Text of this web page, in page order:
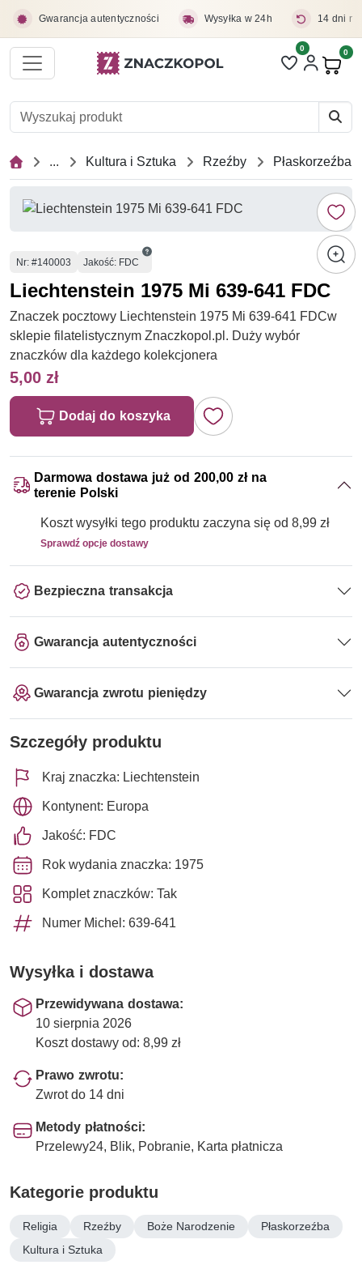
Gwarancja autentyczności Wysyłka w 24h 14 dni
Liczba pozycji
0 0
... Kultura i Sztuka Rzeźby Płaskorzeźba
Numer
Nr: #140003 Jakość: FDC
Liechtenstein 1975 Mi 639-641 FDC
Znaczek pocztowy Liechtenstein 1975 Mi 639-641 FDCw
sklepie filatelistycznym Znaczkopol.pl. Duży wybór
znaczków dla każdego kolekcjonera
5,00 zł
Dodaj do koszyka
Darmowa dostawa już od 200,00 zł na
terenie Polski
Koszt wysyłki tego produktu zaczyna się od 8,99 zł
Sprawdź opcje dostawy
Bezpieczna transakcja
Gwarancja autentyczności
Gwarancja zwrotu pieniędzy
Szczegóły produktu
Kraj znaczka: Liechtenstein
Kontynent: Europa
Jakość: FDC
Rok wydania znaczka: 1975
Komplet znaczków: Tak
Numer Michel: 639-641
Wysyłka i dostawa
Przewidywana dostawa:
10 sierpnia 2026
Koszt dostawy od: 8,99 zł
Prawo zwrotu:
Zwrot do 14 dni
Metody płatności:
Przelewy24, Blik, Pobranie, Karta płatnicza
Kategorie produktu
Religia Rzeźby Boże Narodzenie
Płaskorzeźba
Kultura i Sztuka